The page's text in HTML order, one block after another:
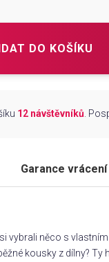
DO KOŠÍKU
12 návštěvníků.
Garance vrácení
vybrali něco s
kousky z dílny? Ty